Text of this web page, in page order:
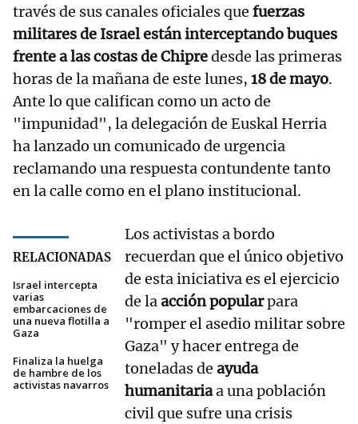
través de sus canales oficiales que fuerzas
militares de Israelestán interceptando buques
frente a las costas de Chipredesde las primeras
horas de la mañana de este lunes, 18 de mayo.
Ante lo que califican como un acto de
"impunidad", la delegación de Euskal Herria
ha lanzado un comunicado de urgencia
reclamando una respuesta contundente tanto
en la calle como en el plano institucional.
RELACIONADAS
Israel intercepta
varias
embarcaciones de
una nueva flotilla a
Gaza
Finaliza la huelga
de hambre de los
activistas navarros
Los activistas a bordo
recuerdan que el único objetivo
de esta iniciativa es el ejercicio
de laacción popularpara
"romper el asedio militar sobre
Gaza" y hacer entrega de
toneladas de ayuda
humanitariaa una población
civil que sufre una crisis